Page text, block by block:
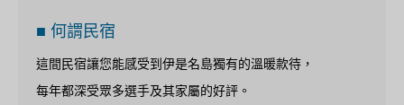
■ 何謂民宿
這間民宿讓您能感受到伊是名島獨有的溫暖款待，
每年都深受眾多選手及其家屬的好評。